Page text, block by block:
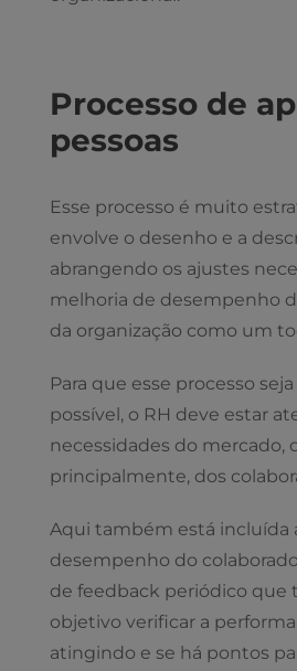
Processo de
pessoas
Esse processo é muito
envolve o desenho e a
abrangendo os ajustes
melhoria de desempenho
da organização como um
Para que esse processo
possível, o RH deve estar
necessidades do mercado,
principalmente, dos
Aqui também está incluída
desempenho do
de feedback periódico que
objetivo verificar a
atingindo e se há pontos